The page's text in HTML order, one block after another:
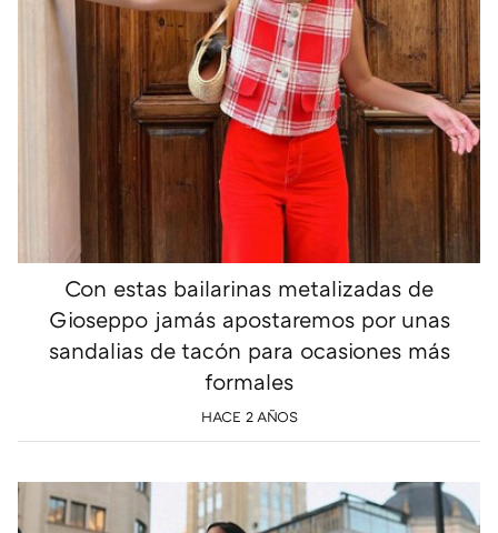
Con estas bailarinas metalizadas de
Gioseppo jamás apostaremos por unas
sandalias de tacón para ocasiones más
formales
HACE 2 AÑOS